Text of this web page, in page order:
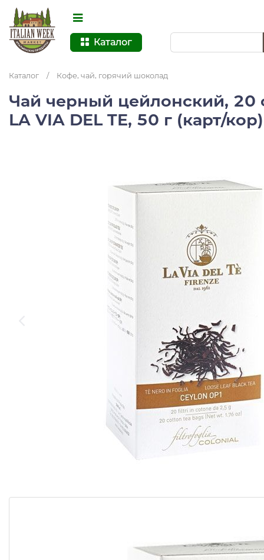
Каталог
Каталог / Кофе, чай, горячий шоколад
Чай черный цейлонский, 20
LA VIA DEL TE, 50 г (карт/